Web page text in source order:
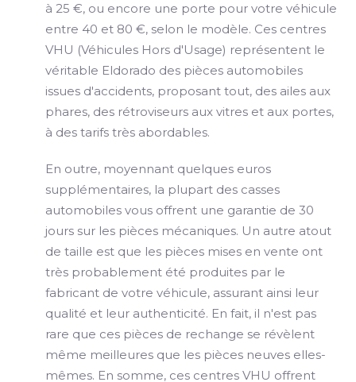
à 25 €, ou encore une porte pour votre véhicule
entre 40 et 80 €, selon le modèle. Ces centres
VHU (Véhicules Hors d'Usage) représentent le
véritable Eldorado des pièces automobiles
issues d'accidents, proposant tout, des ailes aux
phares, des rétroviseurs aux vitres et aux portes,
à des tarifs très abordables.
En outre, moyennant quelques euros
supplémentaires, la plupart des casses
automobiles vous offrent une garantie de 30
jours sur les pièces mécaniques. Un autre atout
de taille est que les pièces mises en vente ont
très probablement été produites par le
fabricant de votre véhicule, assurant ainsi leur
qualité et leur authenticité. En fait, il n'est pas
rare que ces pièces de rechange se révèlent
même meilleures que les pièces neuves elles-
mêmes. En somme, ces centres VHU offrent